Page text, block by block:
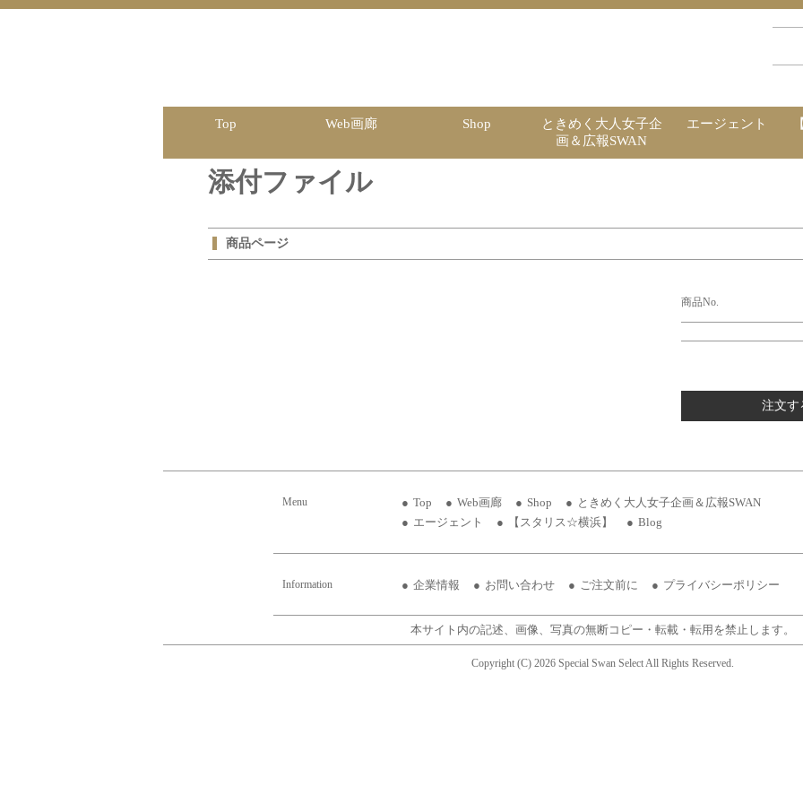
Top Web画廊 Shop
ときめく大人女子企
画＆広報SWAN
エージェント
添付ファイル
商品ページ
商品No.
注文す
Menu Top Web画廊 Shop
ときめく大人女子企画＆広報SWAN
エージェント
【スタリス☆横浜】 Blog
Information 企業情報 お問い合わせ ご注文前に プライバシーポリシー
本サイト内の記述、画像、写真の無断コピー・転載・転用を禁止します。
Copyright (C) 2026 Special Swan Select All Rights Reserved.